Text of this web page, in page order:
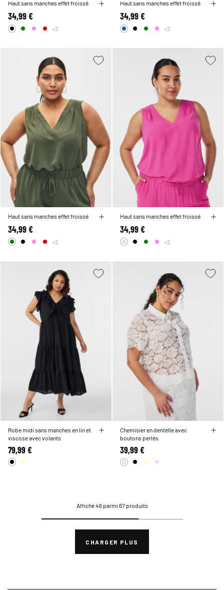
Haut sans manches effet froissé
34,99 €
+2
Haut sans manches effet froissé
34,99 €
+2
Haut sans manches effet froissé
34,99 €
+2
Haut sans manches effet froissé
34,99 €
+2
Robe midi sans manches en lin et
viscose avec volants
79,99 €
Chemisier en dentelle avec
boutons perlés
39,99 €
Affiché 46 parmi 67 produits
CHARGER PLUS